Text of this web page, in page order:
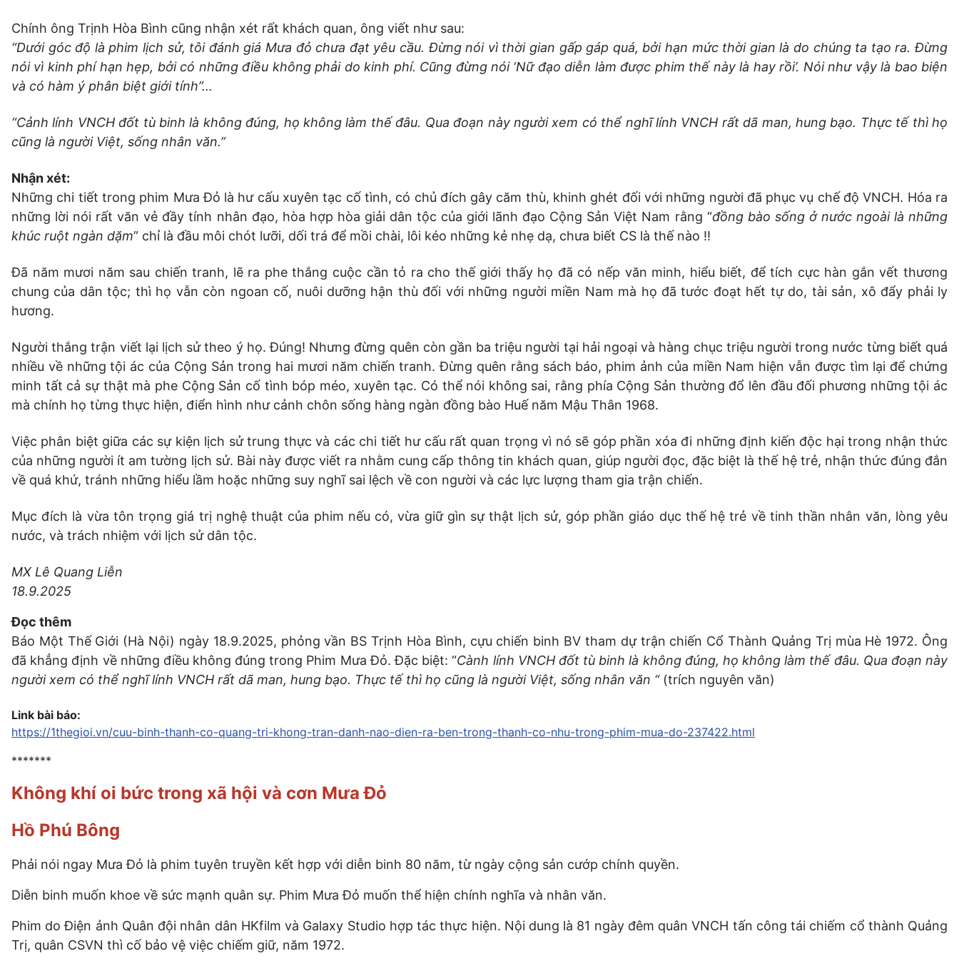
Chính ông Trịnh Hòa Bình cũng nhận xét rất khách quan, ông viết như sau:
“Dưới góc độ là phim lịch sử, tôi đánh giá Mưa đỏ chưa đạt yêu cầu. Đừng nói vì thời gian gấp gáp quá, bởi hạn mức thời gian là do chúng ta tạo ra. Đừng
nói vì kinh phí hạn hẹp, bởi có những điều không phải do kinh phí. Cũng đừng nói ‘Nữ đạo diễn làm được phim thế này là hay rồi’. Nói như vậy là bao biện
và có hàm ý phân biệt giới tính”…
“Cảnh lính VNCH đốt tù binh là không đúng, họ không làm thế đâu. Qua đoạn này người xem có thể nghĩ lính VNCH rất dã man, hung bạo. Thực tế thì họ
cũng là người Việt, sống nhân văn.”
Nhận xét:
Những chi tiết trong phim Mưa Đỏ là hư cấu xuyên tạc cố tình, có chủ đích gây căm thù, khinh ghét đối với những người đã phục vụ chế độ VNCH. Hóa ra
những lời nói rất văn vẻ đầy tính nhân đạo, hòa hợp hòa giải dân tộc của giới lãnh đạo Cộng Sản Việt Nam rằng “đồng bào sống ở nước ngoài là những
khúc ruột ngàn dặm” chỉ là đầu môi chót lưỡi, dối trá để mồi chài, lôi kéo những kẻ nhẹ dạ, chưa biết CS là thế nào !!
Đã năm mươi năm sau chiến tranh, lẽ ra phe thắng cuộc cần tỏ ra cho thế giới thấy họ đã có nếp văn minh, hiểu biết, để tích cực hàn gắn vết thương
chung của dân tộc; thì họ vẫn còn ngoan cố, nuôi dưỡng hận thù đối với những người miền Nam mà họ đã tước đoạt hết tự do, tài sản, xô đẩy phải ly
hương.
Người thắng trận viết lại lịch sử theo ý họ. Đúng! Nhưng đừng quên còn gần ba triệu người tại hải ngoại và hàng chục triệu người trong nước từng biết quá
nhiều về những tội ác của Cộng Sản trong hai mươi năm chiến tranh. Đừng quên rằng sách báo, phim ảnh của miền Nam hiện vẫn được tìm lại để chứng
minh tất cả sự thật mà phe Cộng Sản cố tình bóp méo, xuyên tạc. Có thể nói không sai, rằng phía Cộng Sản thường đổ lên đầu đối phương những tội ác
mà chính họ từng thực hiện, điển hình như cảnh chôn sống hàng ngàn đồng bào Huế năm Mậu Thân 1968.
Việc phân biệt giữa các sự kiện lịch sử trung thực và các chi tiết hư cấu rất quan trọng vì nó sẽ góp phần xóa đi những định kiến độc hại trong nhận thức
của những người ít am tường lịch sử. Bài này được viết ra nhằm cung cấp thông tin khách quan, giúp người đọc, đặc biệt là thế hệ trẻ, nhận thức đúng đắn
về quá khứ, tránh những hiểu lầm hoặc những suy nghĩ sai lệch về con người và các lực lượng tham gia trận chiến.
Mục đích là vừa tôn trọng giá trị nghệ thuật của phim nếu có, vừa giữ gìn sự thật lịch sử, góp phần giáo dục thế hệ trẻ về tinh thần nhân văn, lòng yêu
nước, và trách nhiệm với lịch sử dân tộc.
MX Lê Quang Liễn
18.9.2025
Đọc thêm
Báo Một Thế Giới (Hà Nội) ngày 18.9.2025, phỏng vần BS Trịnh Hòa Bình, cựu chiến binh BV tham dự trận chiến Cổ Thành Quảng Trị mùa Hè 1972. Ông
đã khẳng định về những điều không đúng trong Phim Mưa Đỏ. Đặc biệt: “Cành lính VNCH đốt tù binh là không đúng, họ không làm thế đâu. Qua đoạn này
người xem có thể nghĩ lính VNCH rất dã man, hung bạo. Thực tế thì họ cũng là người Việt, sống nhân văn “(trích nguyên văn)
Link bài báo:
https://1thegioi.vn/cuu-binh-thanh-co-quang-tri-khong-tran-danh-nao-dien-ra-ben-trong-thanh-co-nhu-trong-phim-mua-do-237422.html
*******
Không khí oi bức trong xã hội và cơn Mưa Đỏ
Hồ Phú Bông
Phải nói ngay Mưa Đỏ là phim tuyên truyền kết hợp với diễn binh 80 năm, từ ngày cộng sản cướp chính quyền.
Diễn binh muốn khoe về sức mạnh quân sự. Phim Mưa Đỏ muốn thể hiện chính nghĩa và nhân văn.
Phim do Điện ảnh Quân đội nhân dân HKfilm và Galaxy Studio hợp tác thực hiện. Nội dung là 81 ngày đêm quân VNCH tấn công tái chiếm cổ thành Quảng
Trị, quân CSVN thì cố bảo vệ việc chiếm giữ, năm 1972.